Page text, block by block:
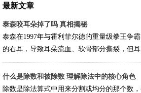
最新文章
泰森咬耳朵掉了吗 真相揭秘
泰森在1997年与霍利菲尔德的重量级拳王争
的右耳，导致耳朵流血、软骨部分撕裂，但
什么是除数和被除数 理解除法中的核心角色
除数是除法算式中用来分割或均分的那个数